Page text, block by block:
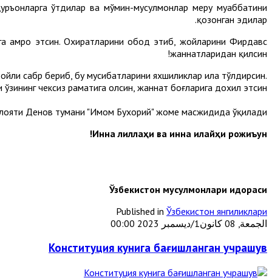
ўтдилар ва мўмин-мусулмонлар меҳру муҳаббатини
қозонган эдилар.
ҳамроҳ этсин. Охиратларини обод этиб, жойларини Фирдавс
жаннатларидан қилсин!
сабр бериб, бу мусибатларини яхшиликлар ила тўлдирсин.
чексиз раҳматига олсин, жаннат боғларига дохил этсин.
Денов тумани "Имом Бухорий" жоме масжидида ўқилади.
Инна лиллаҳи ва инна илайҳи рожиъун!
Ўзбекистон мусулмонлари идораси
Published in Ўзбекистон янгиликлари
الجمعة, 08 كانون1/ديسمبر 2023 00:00
Конституция кунига бағишланган учрашув